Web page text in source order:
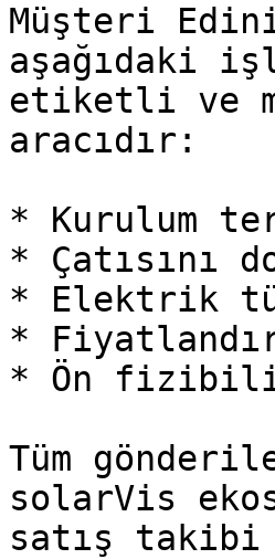
Müşteri
aşağıdaki
etiketli ve
aracıdır:
* Kurulum
* Çatısını
* Elektrik
*
* Ön
Tüm
solarVis
satış